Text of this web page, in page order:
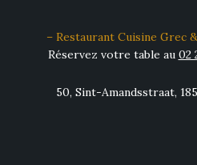
– Restaurant Cuisine Grec
Réservez votre table au 02
50, Sint-Amandsstraat,